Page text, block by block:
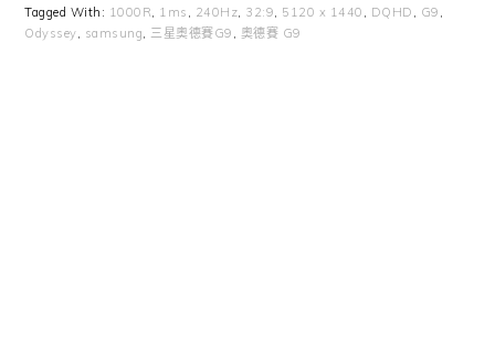
Tagged With: 1000R, 1ms , 240Hz, 32:9, 5120 x 1440 , DQHD , G9 ,
Odyssey, samsung, 三星奧德賽G9 , 奧德賽 G9